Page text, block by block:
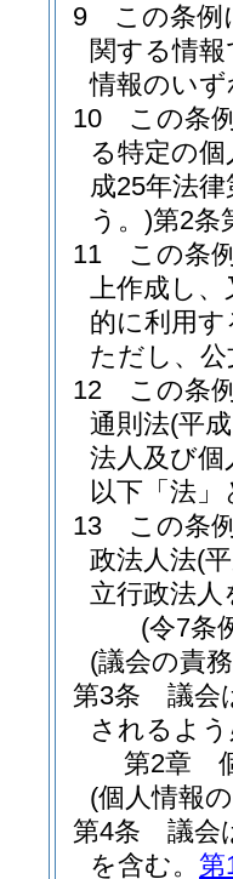
9
この条例
関する情
情報のい
10
この条
る特定の
成25年法
う。)第2条
11
この条
上作成し
的に利用
ただし、
12
この条
通則法(平
法人及び
以下「法
13
この条
政法人法(
立行政法
(令7条
(議会の責
第3条
議会
されるよ
第2章
(個人情報
第4条
議会
を含む。 第